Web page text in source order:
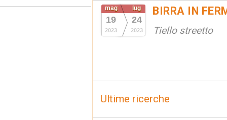
mag
19
2023
lug
24
2023
BIRRA IN
Tiello streetto
Ultime ricerche